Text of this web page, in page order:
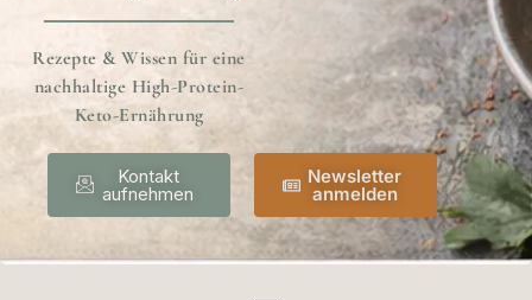
Rezepte & Wissen für eine
nachhaltige High-Protein-
Keto-Ernährung
Kontakt
aufnehmen
Newsletter
anmelden